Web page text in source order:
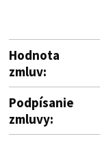
Hodnota
zmluv:
Podpísanie
zmluvy: